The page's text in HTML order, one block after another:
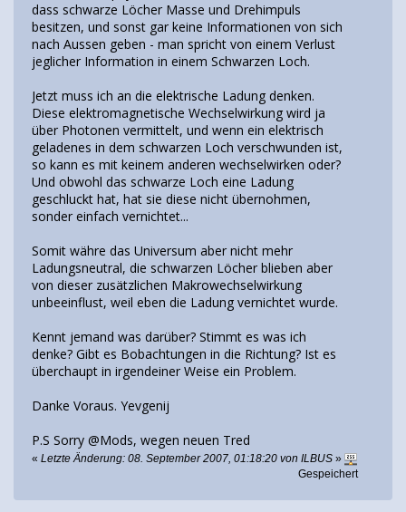
dass schwarze Löcher Masse und Drehimpuls
besitzen, und sonst gar keine Informationen von sich
nach Aussen geben - man spricht von einem Verlust
jeglicher Information in einem Schwarzen Loch.
Jetzt muss ich an die elektrische Ladung denken.
Diese elektromagnetische Wechselwirkung wird ja
über Photonen vermittelt, und wenn ein elektrisch
geladenes in dem schwarzen Loch verschwunden ist,
so kann es mit keinem anderen wechselwirken oder?
Und obwohl das schwarze Loch eine Ladung
geschluckt hat, hat sie diese nicht übernohmen,
sonder einfach vernichtet...
Somit währe das Universum aber nicht mehr
Ladungsneutral, die schwarzen Löcher blieben aber
von dieser zusätzlichen Makrowechselwirkung
unbeeinflust, weil eben die Ladung vernichtet wurde.
Kennt jemand was darüber? Stimmt es was ich
denke? Gibt es Bobachtungen in die Richtung? Ist es
überchaupt in irgendeiner Weise ein Problem.
Danke Voraus. Yevgenij
P.S Sorry @Mods, wegen neuen Tred
« Letzte Änderung: 08. September 2007, 01:18:20 von ILBUS »
Gespeichert